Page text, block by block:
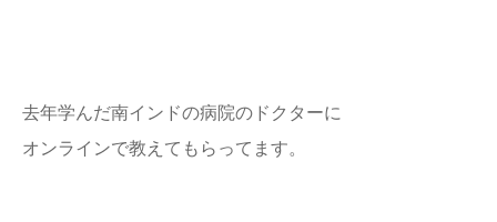
去年学んだ南インドの病院のドクターに
オンラインで教えてもらってます。